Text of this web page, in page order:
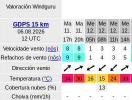
Valoración Windguru
GDPS 15 km
06.08.2026
12 UTC
Ma
11.
Ma
11.
Me
12.
Me
12.
Me
12.
Me
12.
17h 20h 05h 08h 11h 14h
Velocidade vento (nós) 8 8 1 3 3 4
Refachos de vento (nós) 9 9 1 4 3 5
Dirección vento
Temperatura (°C) 34 30 16 15 24 33
Cobertura nubes (%)
13
Choiva (mm/1h)
- - - - - -